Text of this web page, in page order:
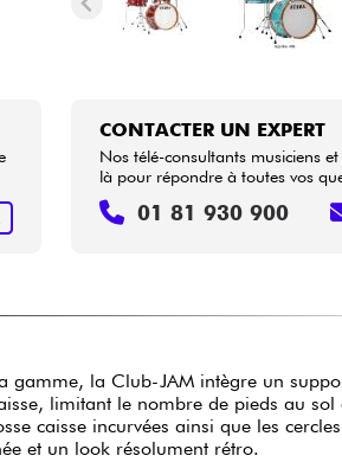
CONTACTER UN EXPERT
Nos télé-consultants musiciens
là pour répondre à toutes vos
01 81 930 900
gamme, la Club-JAM intègre un
limitant le nombre de pieds au
caisse incurvées ainsi que les
et un look résolument rétro.